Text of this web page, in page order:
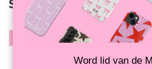
Samsung A15
Word lid van de